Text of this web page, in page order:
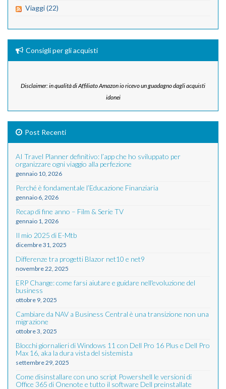
Viaggi (22)
Consigli per gli acquisti
Disclaimer: in qualità di Affiliato Amazon io ricevo un guadagno dagli acquisti
idonei
Post Recenti
AI Travel Planner definitivo: l’app che ho sviluppato per
organizzare ogni viaggio alla perfezione
gennaio 10, 2026
Perché è fondamentale l’Educazione Finanziaria
gennaio 6, 2026
Recap di fine anno – Film & Serie TV
gennaio 1, 2026
Il mio 2025 di E-Mtb
dicembre 31, 2025
Differenze tra progetti Blazor net10 e net9
novembre 22, 2025
ERP Change: come farsi aiutare e guidare nell'evoluzione del
business
ottobre 9, 2025
Cambiare da NAV a Business Central è una transizione non una
migrazione
ottobre 3, 2025
Blocchi giornalieri di Windows 11 con Dell Pro 16 Plus e Dell Pro
Max 16, aka la dura vista del sistemista
settembre 29, 2025
Come disinstallare con uno script Powershell le versioni di
Office 365 di Onenote e tutto il software Dell preinstallate